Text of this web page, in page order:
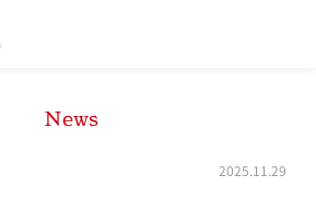
News
2025.11.29